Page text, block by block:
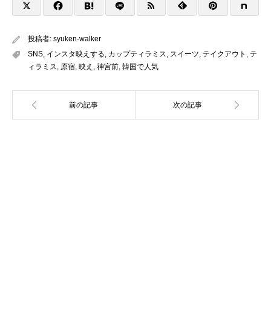
投稿者: syuken-walker
SNS インスタ映えする カップティラミス スイーツ テイクアウト
テ
ィラミス
原宿 映え 神宮前 韓国で人気